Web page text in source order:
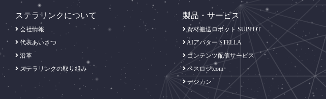
ステラリンクについて
会社情報
代表あいさつ
沿革
ステラリンクの取り組み
製品・サービス
資材搬送ロボット SUPPOT
AIアバター STELLA
コンテンツ配信サービス
ベスロジ.com
デジカン